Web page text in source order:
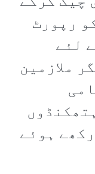
رپورٹ
لئے
ملازمین
ہوئے